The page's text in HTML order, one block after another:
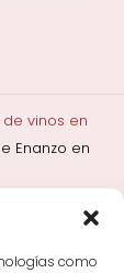
como
vinos en
Enanzo en
de
vino